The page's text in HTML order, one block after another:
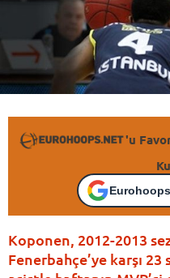
'u
Koponen, 2012-2013
Fenerbahçe’ye karşı